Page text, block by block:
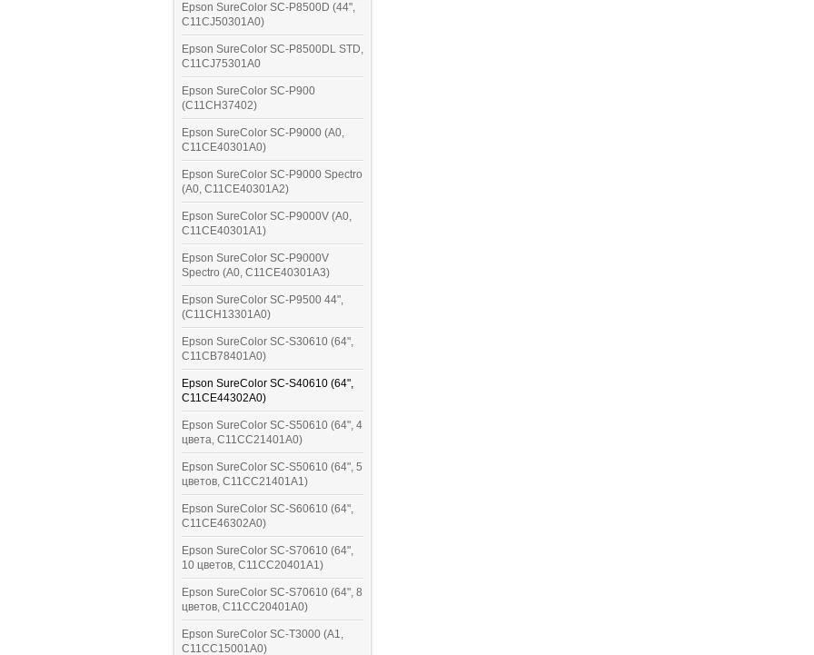
Epson SureColor SC-P8500D (44",
C11CJ50301A0)
Epson SureColor SC-P8500DL STD,
C11CJ75301A0
Epson SureColor SC-P900
(C11CH37402)
Epson SureColor SC-P9000 (A0,
C11CE40301A0)
Epson SureColor SC-P9000 Spectro
(A0, C11CE40301A2)
Epson SureColor SC-P9000V (A0,
C11CE40301A1)
Epson SureColor SC-P9000V
Spectro (A0, C11CE40301A3)
Epson SureColor SC-P9500 44",
(C11CH13301A0)
Epson SureColor SC-S30610 (64",
C11CB78401A0)
Epson SureColor SC-S40610 (64",
C11CE44302A0)
Epson SureColor SC-S50610 (64", 4
цвета, C11CC21401A0)
Epson SureColor SC-S50610 (64", 5
цветов, C11CC21401A1)
Epson SureColor SC-S60610 (64",
C11CE46302A0)
Epson SureColor SC-S70610 (64",
10 цветов, C11CC20401A1)
Epson SureColor SC-S70610 (64", 8
цветов, C11CC20401A0)
Epson SureColor SC-T3000 (A1,
C11CC15001A0)